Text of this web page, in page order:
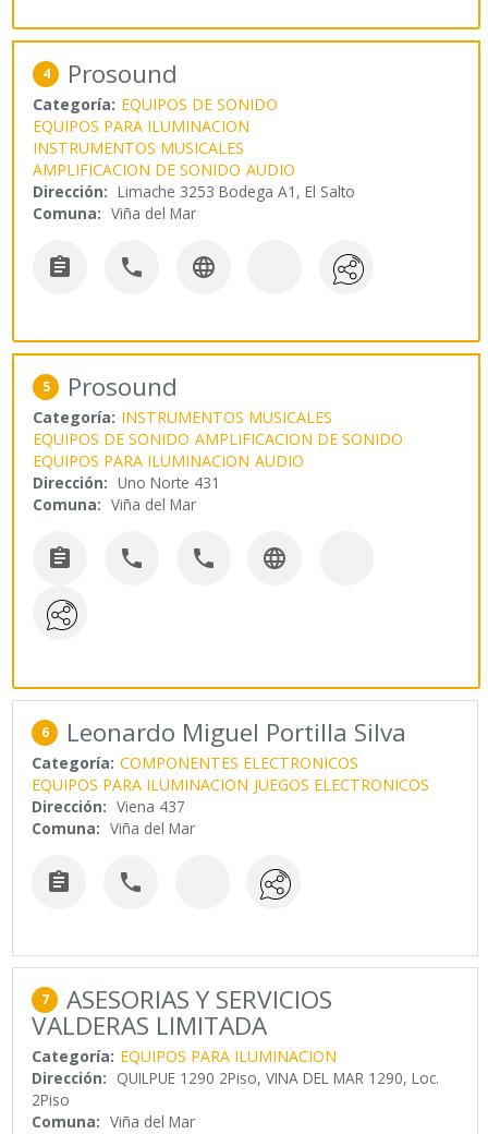
4 Prosound
Categoría: EQUIPOS DE SONIDO
EQUIPOS PARA ILUMINACION
INSTRUMENTOS MUSICALES
AMPLIFICACION DE SONIDO AUDIO
Dirección: Limache 3253 Bodega A1, El Salto
Comuna: Viña del Mar
  
5 Prosound
Categoría: INSTRUMENTOS MUSICALES
EQUIPOS DE SONIDO AMPLIFICACION DE SONIDO
EQUIPOS PARA ILUMINACION AUDIO
Dirección: Uno Norte 431
Comuna: Viña del Mar
   
6 Leonardo Miguel Portilla Silva
Categoría: COMPONENTES ELECTRONICOS
EQUIPOS PARA ILUMINACION JUEGOS ELECTRONICOS
Dirección: Viena 437
Comuna: Viña del Mar
 
7 ASESORIAS Y SERVICIOS
VALDERAS LIMITADA
Categoría: EQUIPOS PARA ILUMINACION
Dirección: QUILPUE 1290 2Piso, VINA DEL MAR 1290, Loc.
2Piso
Comuna: Viña del Mar